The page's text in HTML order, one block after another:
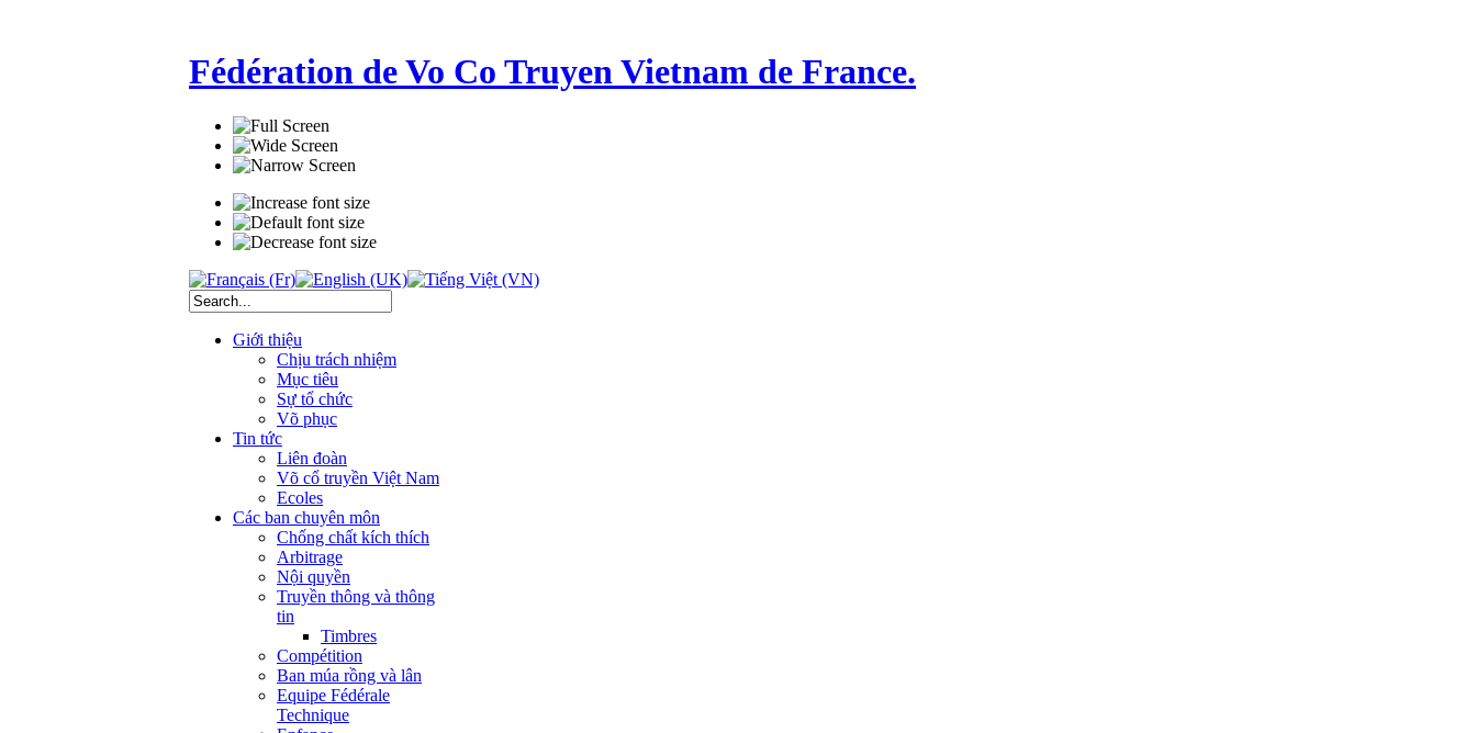
Fédération de Vo Co Truyen Vietnam de France.
Giới thiệu
Chịu trách nhiệm
Mục tiêu
Sự tổ chức
Võ phục
Tin tức
Liên đoàn
Võ cổ truyền Việt Nam
Ecoles
Các ban chuyên môn
Chống chất kích thích
Arbitrage
Nội quyền
Truyền thông và thông
tin
Timbres
Compétition
Ban múa rồng và lân
Equipe Fédérale
Technique